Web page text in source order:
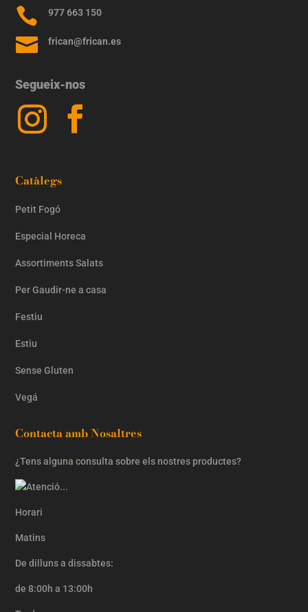
 977 663 150
 frican@frican.es
Segueix-nos
Catàlegs
Petit Fogó
Especial Horeca
Assortiments Salats
Per Gaudir-ne a casa
Festiu
Estiu
Sense Gluten
Vegá
Contacta amb Nosaltres
¿Tens alguna consulta sobre els nostres productes?
Horari
Matins
De dilluns a dissabtes:
de 8:00h a 13:00h